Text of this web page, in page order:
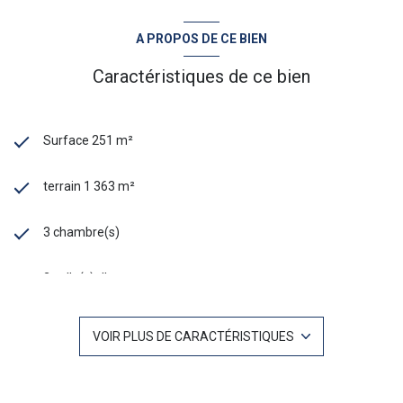
A PROPOS DE CE BIEN
Caractéristiques de ce bien
Surface 251 m²
terrain 1 363 m²
3 chambre(s)
2 salle(s) d'eau
VOIR PLUS DE CARACTÉRISTIQUES